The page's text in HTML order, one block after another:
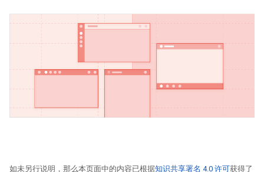
如未另行说明，那么本页面中的内容已根据知识共享署名 4.0 许可获得了